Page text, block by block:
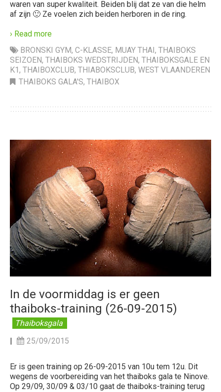
waren van super kwaliteit. Beiden blij dat ze van die helm
af zijn 🙂 Ze voelen zich beiden herboren in de ring.
› Read more
BRONSKI GYM, C-KLASSE, MUAY THAI , THAIBOKS
SEIZOEN, THAIBOKS WEDSTRIJDEN, THAIBOKSGALE EN
K1 , THAIBOXCLUB, THIABOKSCLUB, WEST VLAANDEREN
THAIBOKS GALA'S, THAIBOX
In de voormiddag is er geen
thaiboks-training (26-09-2015)
Thaiboksgala
|
25/09/2015
Er is geen training op 26-09-2015 van 10u tem 12u. Dit
wegens de voorbereiding van het thaiboks gala te Ninove.
Op 29/09, 30/09 & 03/10 gaat de thaiboks-training terug